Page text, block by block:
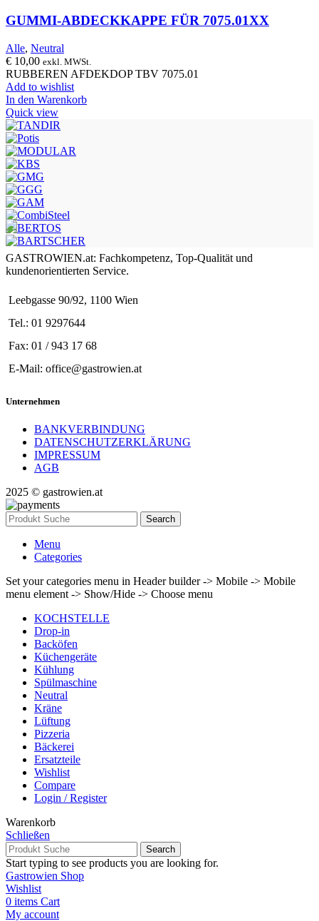
GUMMI-ABDECKKAPPE FÜR 7075.01XX
Alle, Neutral
€ 10,00 exkl. MWSt.
RUBBEREN AFDEKDOP TBV 7075.01
Add to wishlist
In den Warenkorb
Quick view
GASTROWIEN.at: Fachkompetenz, Top-Qualität und
kundenorientierten Service.
Leebgasse 90/92, 1100 Wien
Tel.: 01 9297644
Fax: 01 / 943 17 68
E-Mail: office@gastrowien.at
Unternehmen
BANKVERBINDUNG
DATENSCHUTZERKLÄRUNG
IMPRESSUM
AGB
2025 © gastrowien.at
Search
Menu
Categories
Set your categories menu in Header builder -> Mobile -> Mobile
menu element -> Show/Hide -> Choose menu
KOCHSTELLE
Drop-in
Backöfen
Küchengeräte
Kühlung
Spülmaschine
Neutral
Kräne
Lüftung
Pizzeria
Bäckerei
Ersatzteile
Wishlist
Compare
Login / Register
Warenkorb
Schließen
Search
Start typing to see products you are looking for.
Gastrowien Shop
Wishlist
0 items Cart
My account